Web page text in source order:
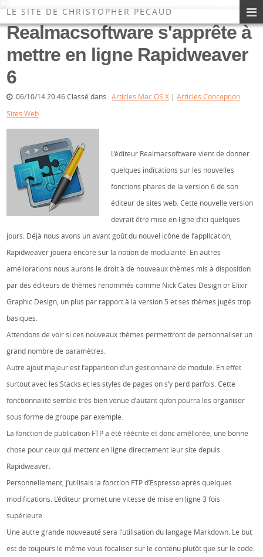
LE SITE DE CHRISTOPHER PECAUD
Les News du Site
Realmacsoftware s'apprête à
mettre en ligne Rapidweaver
6
06/10/14 20:46 Classé dans :Articles Mac OS X |Articles Conception
Sites Web
L’éditeur Realmacsoftware vient de donner
quelques indications sur les nouvelles
fonctions phares de la version 6 de son
éditeur de sites web. Cette nouvelle version
devrait être mise en ligne d’ici quelques
jours. Déjà nous avons un avant goût du nouvel icône de l’application,
Rapidweaver jouera encore sur la notion de modularité. En autres
améliorations nous aurons le droit à de nouveaux thèmes mis à disposition
par des éditeurs de thèmes renommés comme Nick Cates Design or Elixir
Graphic Design, un plus par rapport à la version 5 et ses thèmes jugés trop
basiques.
Attendons de voir si ces nouveaux thèmes permettront de personnaliser un
grand nombre de paramètres.
Autre ajout majeur est l’apparition d’un gestionnaire de module. En effet
surtout avec les Stacks et les styles de pages on s’y perd parfois. Cette
fonctionnalité semble très bien venue d’autant qu’on pourra les organiser
sous forme de groupe par exemple.
La fonction de publication FTP a été réécrite et donc améliorée, une bonne
chose pour ceux qui mettent en ligne directement leur site depuis
Rapidweaver.
Personnellement, j’utilisais la fonction FTP d’Espresso après quelques
modifications. L’éditeur promet une vitesse de mise en ligne 3 fois
supérieure.
Une autre grande nouveauté sera l’utilisation du langage Markdown. Le but
est de toujours le même vous focaliser sur le contenu plutôt que sur le code.